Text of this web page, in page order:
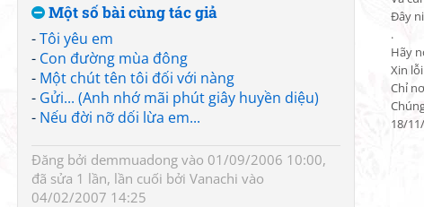
Đây
.
Hãy
Xin
Chỉ
18/
Một số bài cùng tác giả
-Tôi yêu em
- Con đường mùa đông
- Một chút tên tôi đối với nàng
- Gửi... (Anh nhớ mãi phút giây huyền diệu)
- Nếu đời nỡ dối lừa em...
Đăng bởi demmuadong vào 01/09/2006 10:00,
đã sửa 1 lần, lần cuối bởi Vanachi vào
04/02/2007 14:25